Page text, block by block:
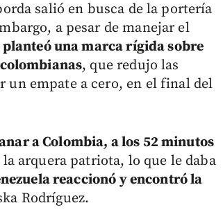
salió en busca de la portería
a pesar de manejar el
planteó una marca rígida sobre
, que redujo las
un empate a cero, en el final del
a Colombia, a los 52 minutos
arquera patriota, lo que le daba
reaccionó y encontró la
Rodríguez.